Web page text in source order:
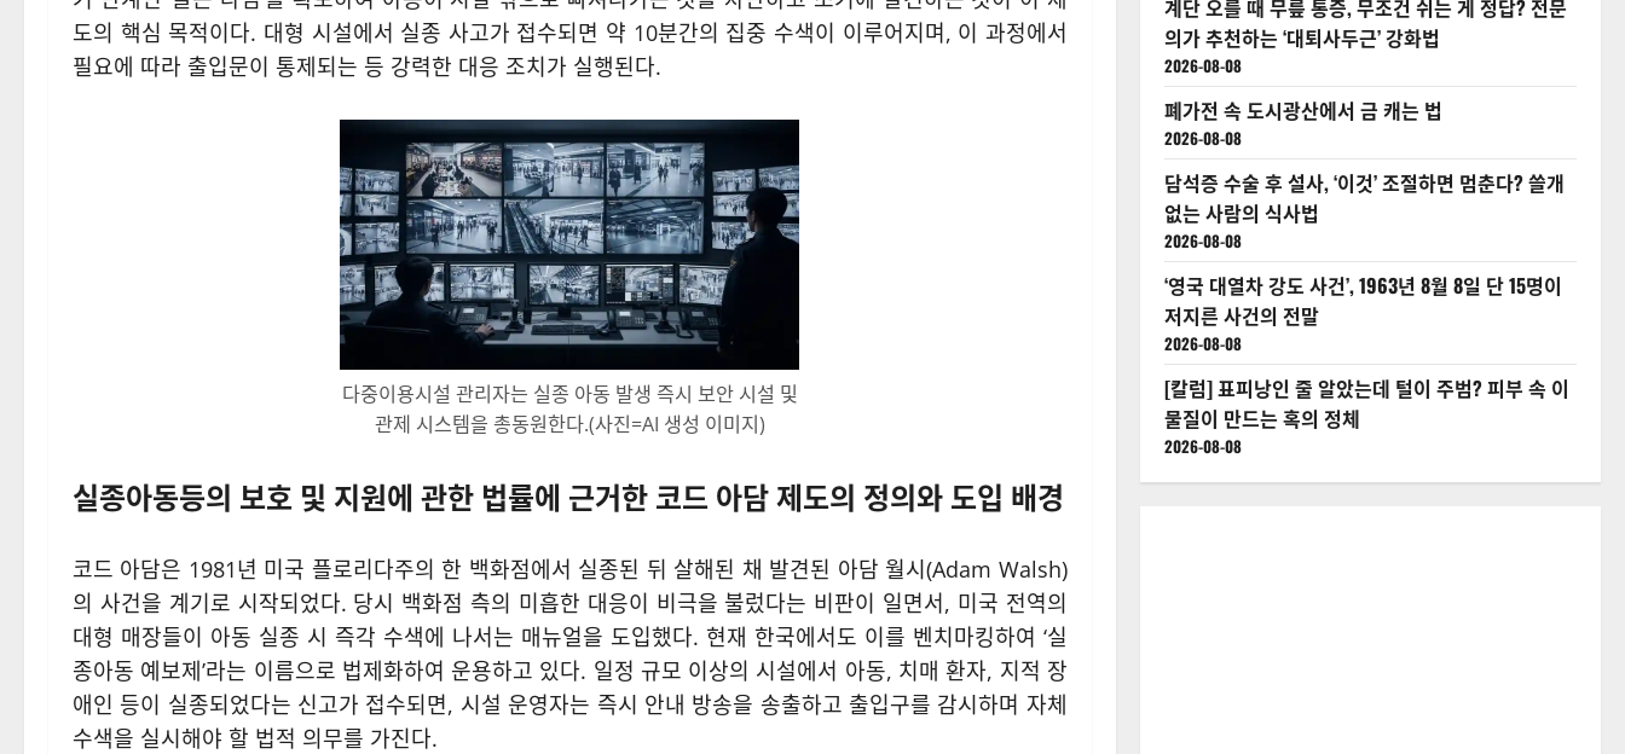
도의 핵심 목적이다. 대형 시설에서 실종 사고가 접수되면 약 10분간의 집중 수색이 이루어지며, 이 과정에서
필요에 따라 출입문이 통제되는 등 강력한 대응 조치가 실행된다.
다중이용시설 관리자는 실종 아동 발생 즉시 보안 시설 및
관제 시스템을 총동원한다.(사진=AI 생성 이미지)
실종아동등의 보호 및 지원에 관한 법률에 근거한 코드 아담 제도의 정의와 도입 배경
코드 아담은 1981년 미국 플로리다주의 한 백화점에서 실종된 뒤 살해된 채 발견된 아담 월시(Adam Walsh)
의 사건을 계기로 시작되었다. 당시 백화점 측의 미흡한 대응이 비극을 불렀다는 비판이 일면서, 미국 전역의
대형 매장들이 아동 실종 시 즉각 수색에 나서는 매뉴얼을 도입했다. 현재 한국에서도 이를 벤치마킹하여 ‘실
종아동 예보제’라는 이름으로 법제화하여 운용하고 있다. 일정 규모 이상의 시설에서 아동, 치매 환자, 지적 장
애인 등이 실종되었다는 신고가 접수되면, 시설 운영자는 즉시 안내 방송을 송출하고 출입구를 감시하며 자체
수색을 실시해야 할 법적 의무를 가진다.
계단 오를 때 무릎 통증, 무조건 쉬는 게 정답? 전문
의가 추천하는 ‘대퇴사두근’ 강화법
2026-08-08
폐가전 속 도시광산에서 금 캐는 법
2026-08-08
담석증 수술 후 설사, ‘이것’ 조절하면 멈춘다? 쓸개
없는 사람의 식사법
2026-08-08
‘영국 대열차 강도 사건’, 1963년 8월 8일 단 15명이
저지른 사건의 전말
2026-08-08
[칼럼] 표피낭인 줄 알았는데 털이 주범? 피부 속 이
물질이 만드는 혹의 정체
2026-08-08